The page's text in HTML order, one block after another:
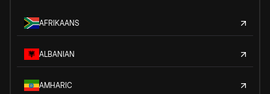
AFRIKAANS
ALBANIAN
AMHARIC